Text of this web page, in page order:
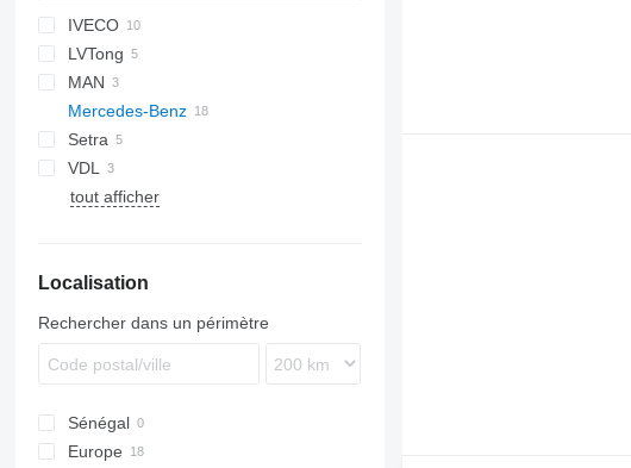
Magiq
IVECO
Crossway
Daily
Evadys
Mago
Crossway
LVTong
MAN
IRIZAR
Mercedes-Benz
Integro
O-series
O560
Sprinter
Navigo
Setra
S-series
Prestij
VDL
Futura
tout afficher
Localisation
Rechercher dans un périmètre
Sénégal
Europe